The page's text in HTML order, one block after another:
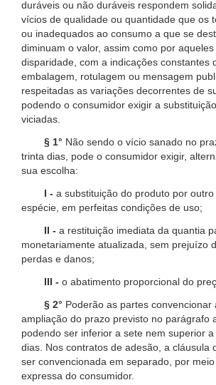
duráveis ou não duráveis respondem
vícios de qualidade ou quantidade que os
ou inadequados ao consumo a que se
diminuam o valor, assim como por
disparidade, com a indicações constantes
embalagem, rotulagem ou mensagem
respeitadas as variações decorrentes de
podendo o consumidor exigir a
viciadas.
§ 1° Não sendo o vício sanado no
trinta dias, pode o consumidor exigir,
sua escolha:
I - a substituição do produto por
espécie, em perfeitas condições de uso;
II - a restituição imediata da quantia
monetariamente atualizada, sem prejuízo
perdas e danos;
III - o abatimento proporcional do
§ 2° Poderão as partes convencionar
ampliação do prazo previsto no parágrafo
podendo ser inferior a sete nem superior
dias. Nos contratos de adesão, a cláusula
ser convencionada em separado, por
expressa do consumidor.